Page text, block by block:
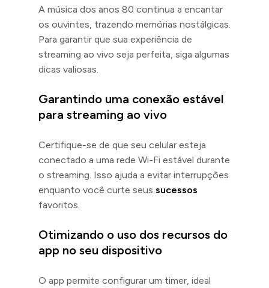
A música dos anos 80 continua a encantar
os ouvintes, trazendo memórias nostálgicas.
Para garantir que sua experiência de
streaming ao vivo seja perfeita, siga algumas
dicas valiosas.
Garantindo uma conexão estável
para streaming ao vivo
Certifique-se de que seu celular esteja
conectado a uma rede Wi-Fi estável durante
o streaming. Isso ajuda a evitar interrupções
enquanto você curte seus sucessos
favoritos.
Otimizando o uso dos recursos do
app no seu dispositivo
O app permite configurar um timer, ideal